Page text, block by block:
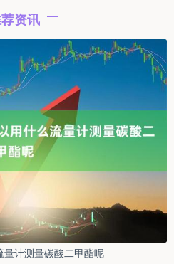
资讯
计测量碳酸二甲酯呢